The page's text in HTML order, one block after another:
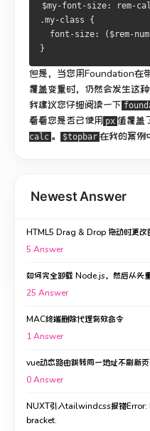
$my-font-size: rem-
.my-class {
font-size: ($rem-
}
但是，当您用Foundation在
覆盖变量时，仍然会发生这种
我建议您仔细阅读一下
看看您是否已使用 px 值覆盖
calc 。 $topbar 在我的案例
Newest Answer
HTML5 Drag & Drop 拖动时更改
5 Answer
如何完全卸载 Node.js，然后从头
25 Answer
MAC终端删除代理有效命令
1Answer
vue动态路由跳转同一地址不刷新
0Answer
NUXT引入tailwindcss报错
bracket.